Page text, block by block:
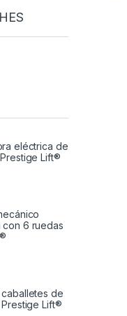
eléctrica de
Lift®
6 ruedas
de
Lift®